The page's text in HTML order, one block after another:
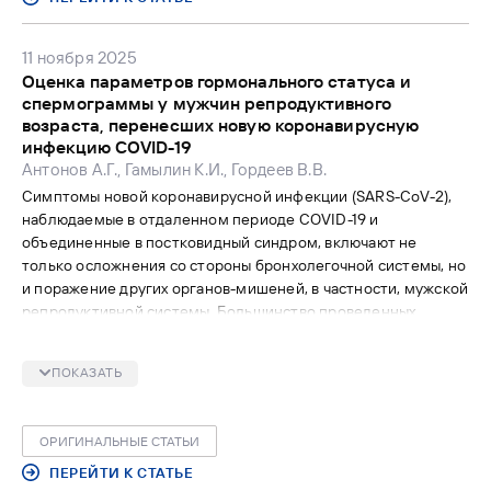
mIPSS по сравнению со стандартным IPSS ввиду более
исследования (урофлоуметрии) и простоты заполнения, а
также о возможности использования опросников VPSS и
mIPSS для выявления нарушений мочеиспускания, особенно
у пациентов с когнитивными нарушениями. При этом
доказана взаимозаменяемость вопросов опросников и
рациональность в распределении вопросов на
обструктивные и ирритативные путём деления на две
колонны.
11 ноября 2025
Оценка параметров гормонального статуса и
спермограммы у мужчин репродуктивного
возраста, перенесших новую коронавирусную
инфекцию COVID-19
Антонов А.Г., Гамылин К.И., Гордеев В.В.
Симптомы новой коронавирусной инфекции (SARS-CoV-2),
наблюдаемые в отдаленном периоде COVID-19 и
объединенные в постковидный синдром, включают не
только осложнения со стороны бронхолегочной системы, но
и поражение других органов-мишеней, в частности, мужской
репродуктивной системы. Большинство проведенных
репродуктивной системы, развивающимся в отдаленном
мужского постковидного синдрома является актуальной.
Цель исследования. Оценить параметры гормонального
статуса и спермограммы у мужчин репродуктивного
ПОКАЗАТЬ
ОРИГИНАЛЬНЫЕ СТАТЬИ
ПЕРЕЙТИ К СТАТЬЕ